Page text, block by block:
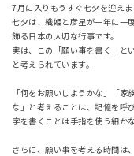
7月に入りもうすぐ七夕を迎えま
七夕は、織姫と彦星が一年に一
飾る日本の大切な行事です。
実は、この「願い事を書く」と
と考えられています。
「何をお願いしようかな」「
な」と考えることは、記憶を呼
字を書くことは手指を使う細か
さらに、願い事を考える時間は